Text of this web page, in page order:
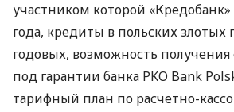
участником которой «Кредобанк»
года, кредиты в польских злотых
годовых, возможность
под гарантии банка PKO Bank
тарифный план по расчетно-